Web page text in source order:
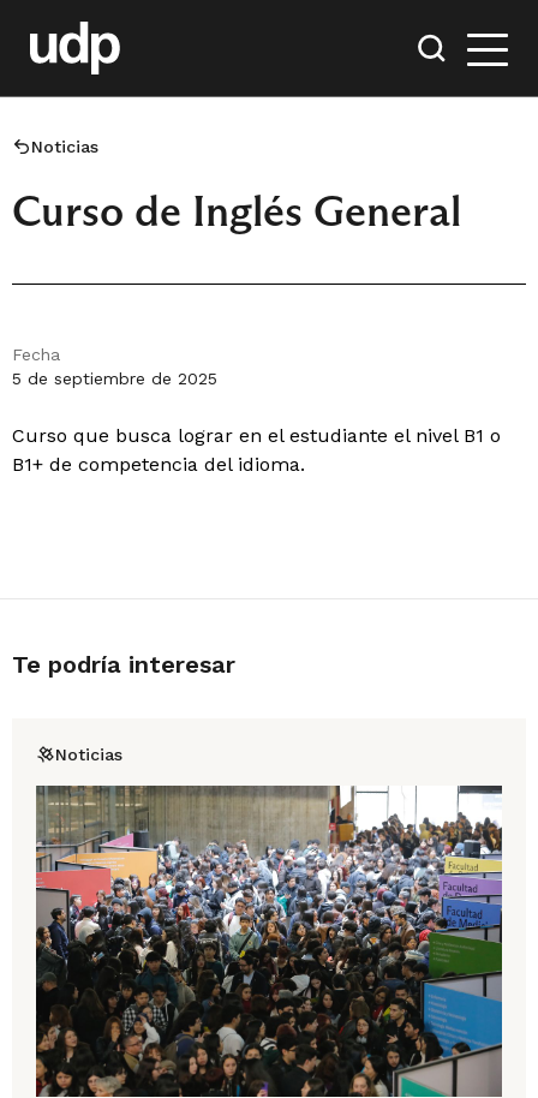
Noticias
Curso de Inglés General
Fecha
5 de septiembre de 2025
Curso que busca lograr en el estudiante el nivel B1 o
B1+ de competencia del idioma.
Te podría interesar
Noticias